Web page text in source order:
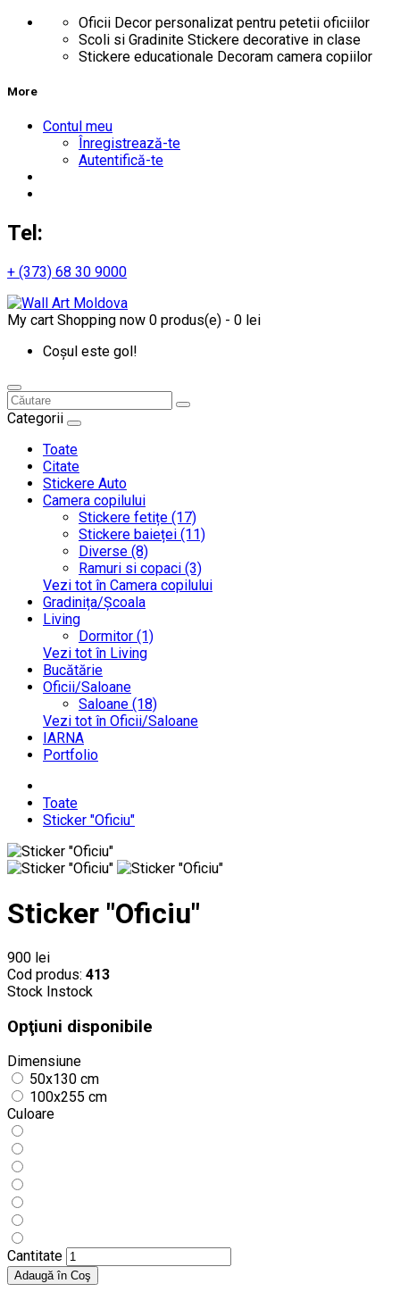
Oficii Decor personalizat pentru petetii oficiilor
Scoli si Gradinite Stickere decorative in clase
Stickere educationale Decoram camera copiilor
More
Contul meu
Înregistrează-te
Autentifică-te
Tel:
+ (373) 68 30 9000
My cart Shopping now 0 produs(e) - 0 lei
Coșul este gol!
Categorii
Toate
Citate
Stickere Auto
Camera copilului
Stickere fetițe (17)
Stickere baieței (11)
Diverse (8)
Ramuri si copaci (3)
Vezi tot în Camera copilului
Gradinița/Școala
Living
Dormitor (1)
Vezi tot în Living
Bucătărie
Oficii/Saloane
Saloane (18)
Vezi tot în Oficii/Saloane
IARNA
Portfolio
Toate
Sticker "Oficiu"
Sticker "Oficiu"
900 lei
Cod produs: 413
Stock Instock
Opţiuni disponibile
Dimensiune
50x130 cm
100x255 cm
Culoare
Cantitate